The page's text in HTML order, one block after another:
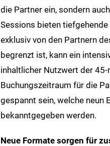
die Partner ein, sondern
Sessions bieten
exklusiv von den Partnern
begrenzt ist, kann ein
inhaltlicher Nutzwert der
Buchungszeitraum für die
gespannt sein, welche neun
bekanntgegeben werden.
Neue Formate sorgen für